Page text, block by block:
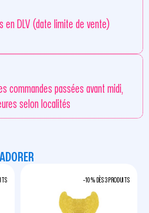
en DLV (date limite de vente)
commandes passées avant midi,
selon localités
-10 % DÈS 3 PRODUITS